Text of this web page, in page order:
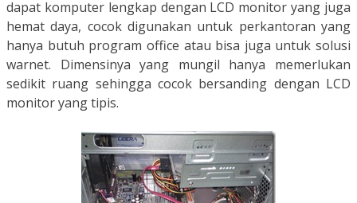
dapat komputer lengkap dengan LCD monitor yang juga
hemat daya, cocok digunakan untuk perkantoran yang
hanya butuh program office atau bisa juga untuk solusi
warnet. Dimensinya yang mungil hanya memerlukan
sedikit ruang sehingga cocok bersanding dengan LCD
monitor yang tipis.